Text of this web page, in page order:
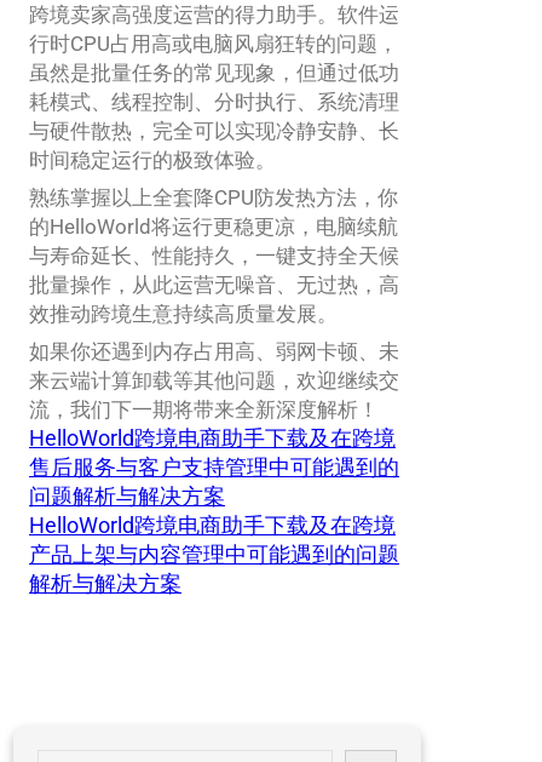
跨境卖家高强度运营的得力助手。软件运
行时CPU占用高或电脑风扇狂转的问题，
虽然是批量任务的常见现象，但通过低功
耗模式、线程控制、分时执行、系统清理
与硬件散热，完全可以实现冷静安静、长
时间稳定运行的极致体验。
熟练掌握以上全套降CPU防发热方法，你
的HelloWorld将运行更稳更凉，电脑续航
与寿命延长、性能持久，一键支持全天候
批量操作，从此运营无噪音、无过热，高
效推动跨境生意持续高质量发展。
如果你还遇到内存占用高、弱网卡顿、未
来云端计算卸载等其他问题，欢迎继续交
流，我们下一期将带来全新深度解析！
HelloWorld跨境电商助手下载及在跨境
售后服务与客户支持管理中可能遇到的
问题解析与解决方案
HelloWorld跨境电商助手下载及在跨境
产品上架与内容管理中可能遇到的问题
解析与解决方案